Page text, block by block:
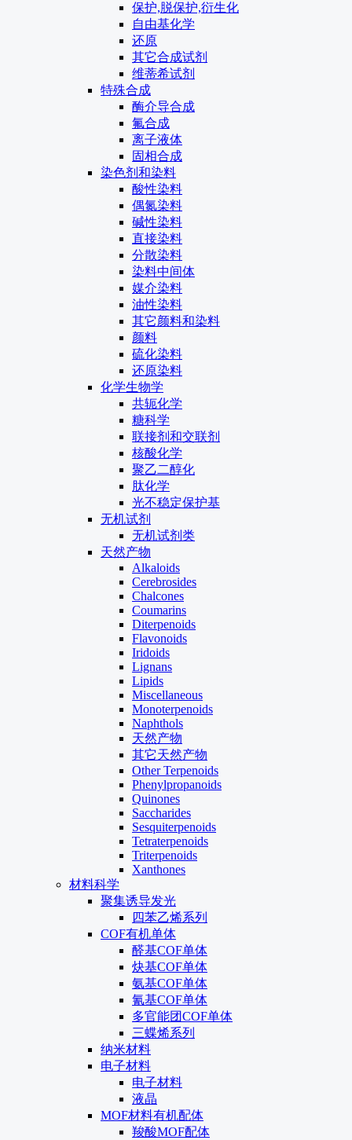
保护,脱保护,衍生化
自由基化学
还原
其它合成试剂
维蒂希试剂
特殊合成
酶介导合成
氟合成
离子液体
固相合成
染色剂和染料
酸性染料
偶氮染料
碱性染料
直接染料
分散染料
染料中间体
媒介染料
油性染料
其它颜料和染料
颜料
硫化染料
还原染料
化学生物学
共轭化学
糖科学
联接剂和交联剂
核酸化学
聚乙二醇化
肽化学
光不稳定保护基
无机试剂
无机试剂类
天然产物
Alkaloids
Cerebrosides
Chalcones
Coumarins
Diterpenoids
Flavonoids
Iridoids
Lignans
Lipids
Miscellaneous
Monoterpenoids
Naphthols
天然产物
其它天然产物
Other Terpenoids
Phenylpropanoids
Quinones
Saccharides
Sesquiterpenoids
Tetraterpenoids
Triterpenoids
Xanthones
材料科学
聚集诱导发光
四苯乙烯系列
COF有机单体
醛基COF单体
炔基COF单体
氨基COF单体
氰基COF单体
多官能团COF单体
三蝶烯系列
纳米材料
电子材料
电子材料
液晶
MOF材料有机配体
羧酸MOF配体